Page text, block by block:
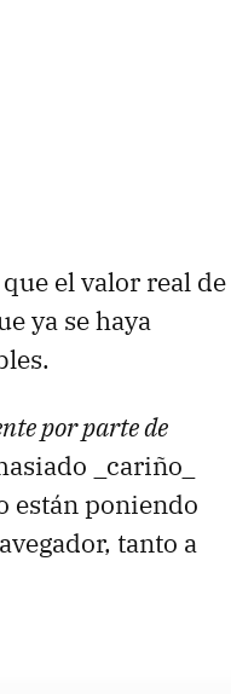
el valor real de
ya se haya
por parte de
_cariño_
están poniendo
tanto a